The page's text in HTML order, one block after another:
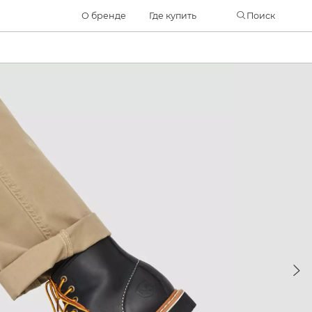
О бренде Где купить Поиск
ботинки
рюкзак